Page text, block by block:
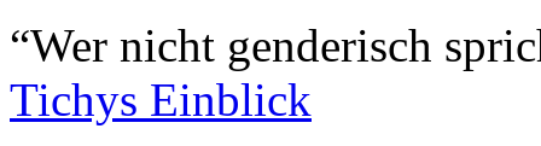
“Wer nicht genderisch
Tichys Einblick